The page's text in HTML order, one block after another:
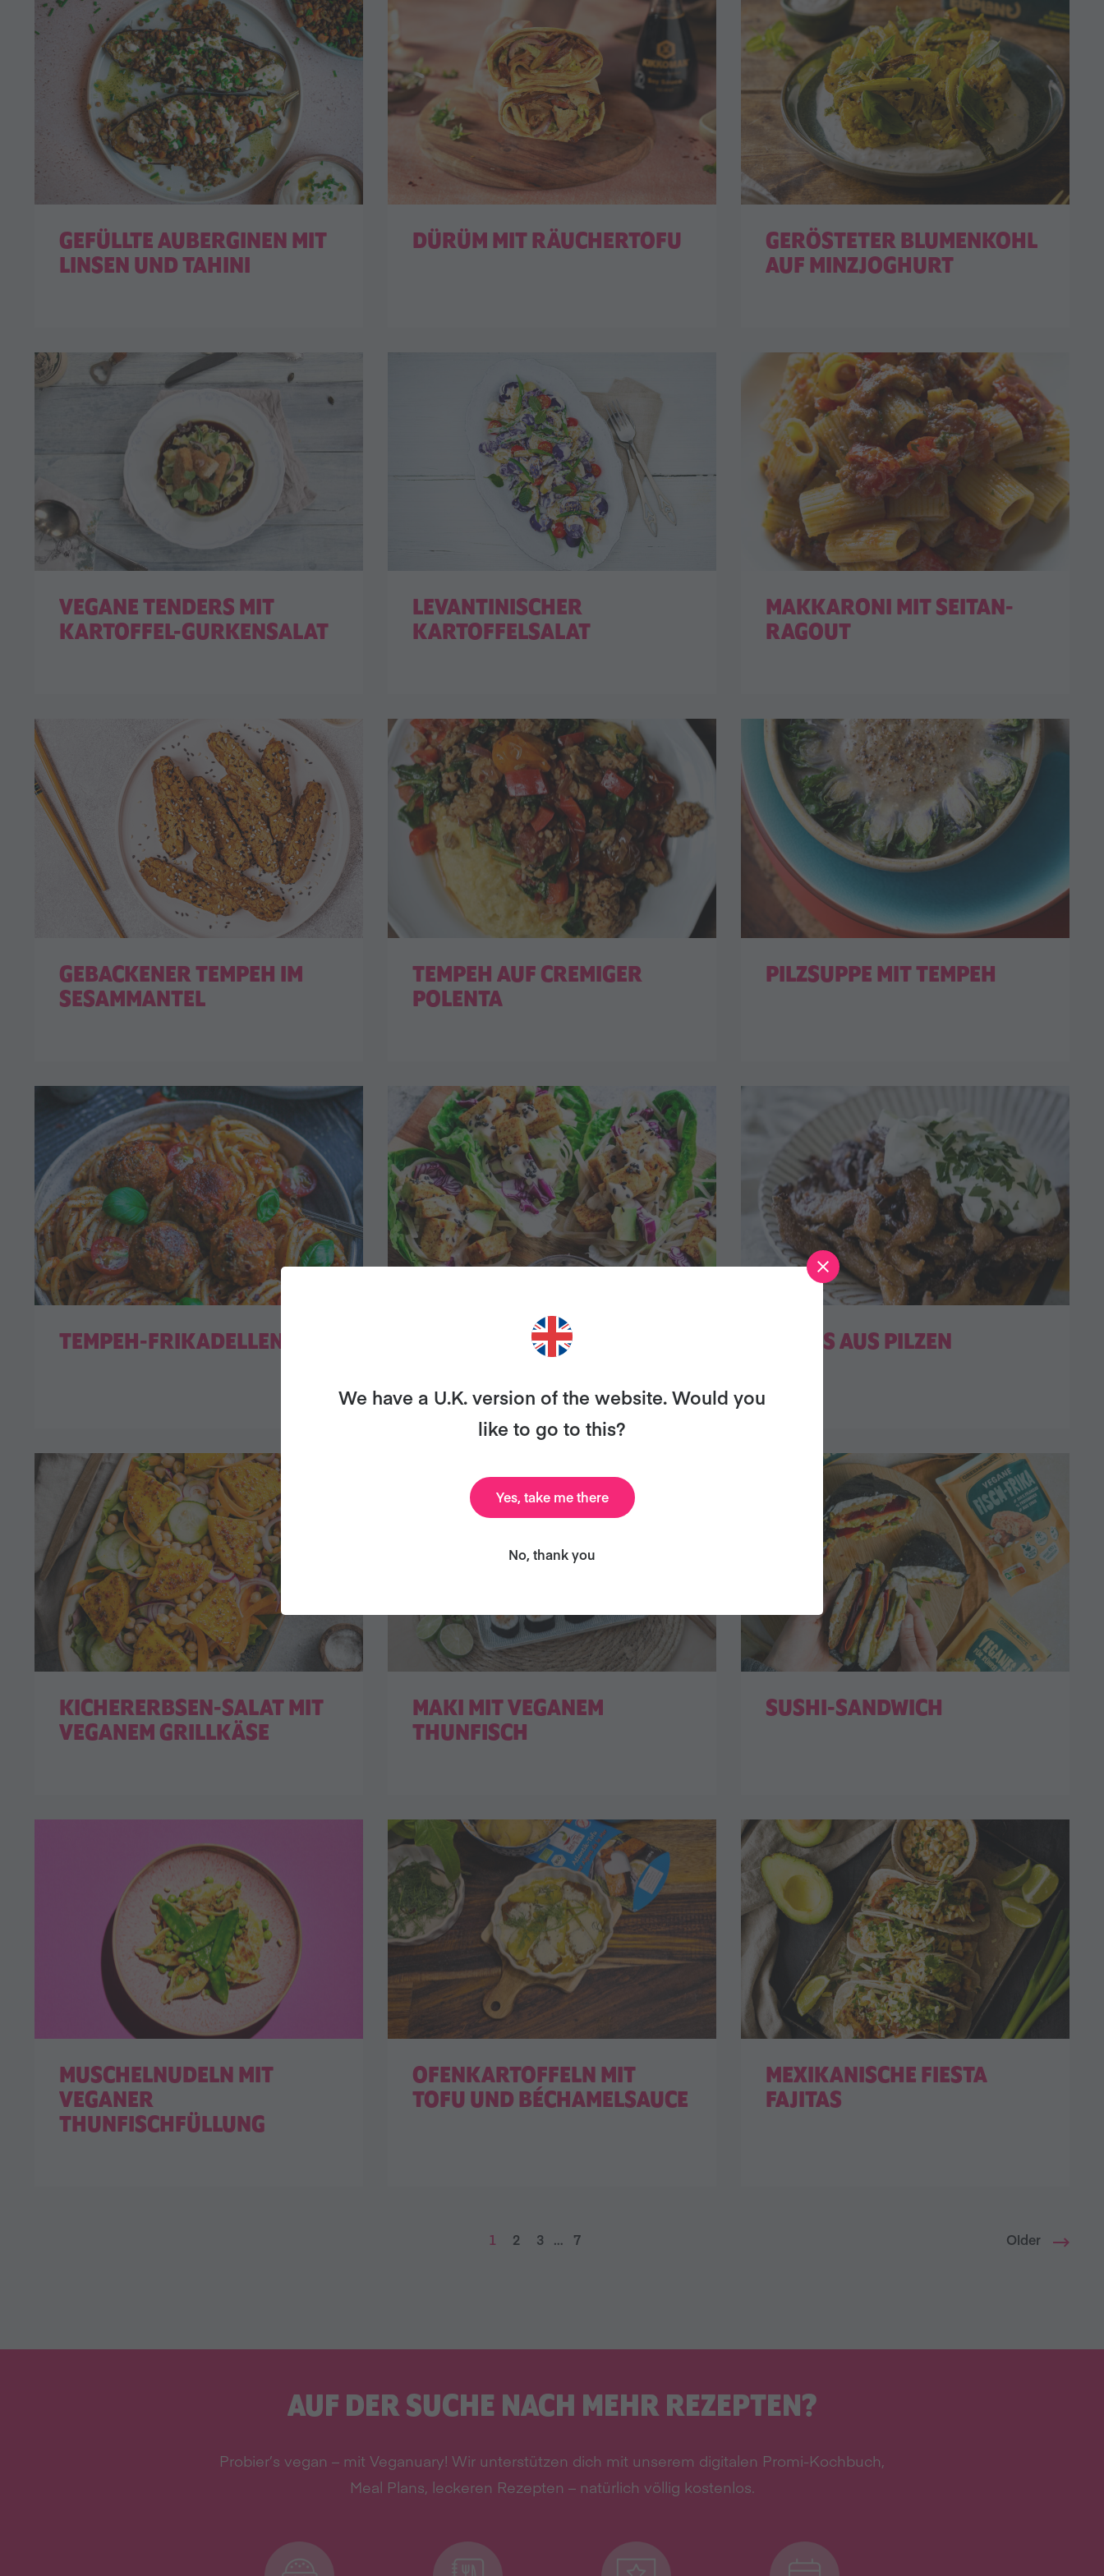
GEFÜLLTE AUBERGINEN MIT
LINSEN UND TAHINI
DÜRÜM MIT RÄUCHERTOFU
GERÖSTETER BLUMENKOHL
AUF MINZJOGHURT
VEGANE TENDERS MIT
KARTOFFEL-GURKENSALAT
LEVANTINISCHER
KARTOFFELSALAT
MAKKARONI MIT SEITAN-
RAGOUT
GEBACKENER TEMPEH IM
SESAMMANTEL
TEMPEH AUF CREMIGER
POLENTA
PILZSUPPE MIT TEMPEH
TEMPEH-FRIKADELLEN
SALAT-WRAPS MIT TEMPEH
GYROS AUS PILZEN
KICHERERBSEN-SALAT MIT
VEGANEM GRILLKÄSE
MAKI MIT VEGANEM
THUNFISCH
SUSHI-SANDWICH
MUSCHELNUDELN MIT
VEGANER
THUNFISCHFÜLLUNG
OFENKARTOFFELN MIT
TOFU UND BÉCHAMELSAUCE
MEXIKANISCHE FIESTA
FAJITAS
1 2 3 … 7 Older
AUF DER SUCHE NACH MEHR REZEPTEN?
Probier’s vegan – mit Veganuary! Wir unterstützen dich mit unserem digitalen Promi-Kochbuch,
Meal Plans, leckeren Rezepten – natürlich völlig kostenlos.
We have a U.K. version of the website. Would you
like to go to this?
Yes, take me there
No, thank you